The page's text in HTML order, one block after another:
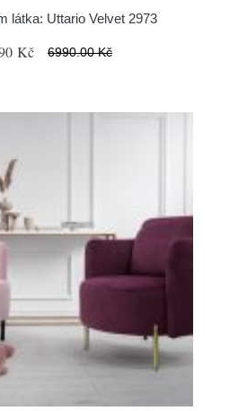
látka: Uttario Velvet 2973
Kč 6990.00 Kč